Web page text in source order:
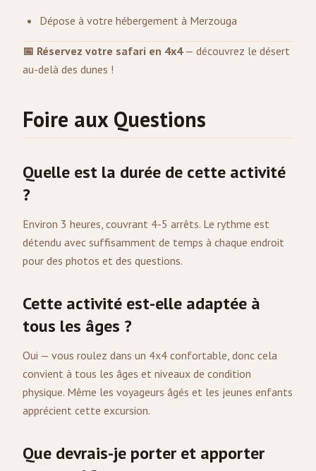
Dépose à votre hébergement à Merzouga
📅 Réservez votre safari en 4x4— découvrez le désert
au-delà des dunes !
Foire aux Questions
Quelle est la durée de cette activité
?
Environ 3 heures, couvrant 4-5 arrêts. Le rythme est
détendu avec suffisamment de temps à chaque endroit
pour des photos et des questions.
Cette activité est-elle adaptée à
tous les âges ?
Oui — vous roulez dans un 4x4 confortable, donc cela
convient à tous les âges et niveaux de condition
physique. Même les voyageurs âgés et les jeunes enfants
apprécient cette excursion.
Que devrais-je porter et apporter